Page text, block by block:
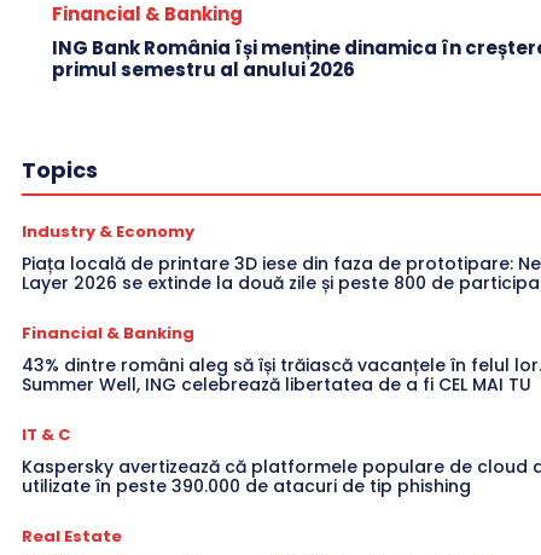
Financial & Banking
ING Bank România își menține dinamica în
primul semestru al anului 2026
Topics
Industry & Economy
Piața locală de printare 3D iese din faza de prototipare:
Layer 2026 se extinde la două zile și peste 800 de
Financial & Banking
43% dintre români aleg să își trăiască vacanțele în felul
Summer Well, ING celebrează libertatea de a fi CEL MAI TU
IT & C
Kaspersky avertizează că platformele populare de cloud
utilizate în peste 390.000 de atacuri de tip phishing
Real Estate